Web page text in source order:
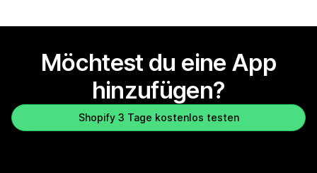
Möchtest du eine App
hinzufügen?
Shopify 3 Tage kostenlos testen